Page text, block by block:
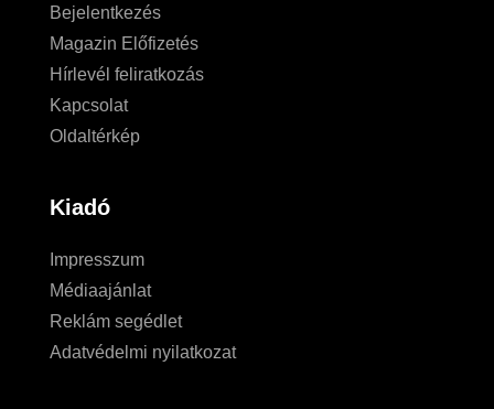
Bejelentkezés
Magazin Előfizetés
Hírlevél feliratkozás
Kapcsolat
Oldaltérkép
Kiadó
Impresszum
Médiaajánlat
Reklám segédlet
Adatvédelmi nyilatkozat